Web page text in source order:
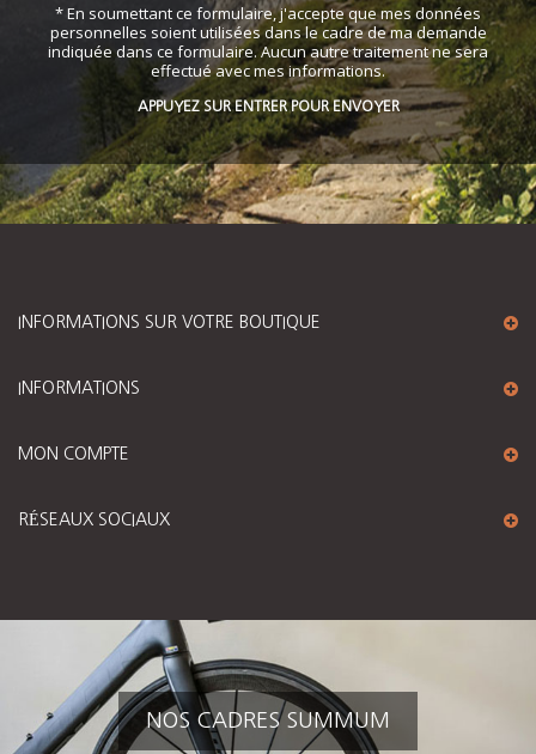
* En soumettant ce formulaire, j'accepte que mes données
personnelles soient utilisées dans le cadre de ma demande
indiquée dans ce formulaire. Aucun autre traitement ne sera
effectué avec mes informations.
APPUYEZ SUR ENTRER POUR ENVOYER
INFORMATIONS SUR VOTRE BOUTIQUE
INFORMATIONS
MON COMPTE
RÉSEAUX SOCIAUX
NOS CADRES SUMMUM